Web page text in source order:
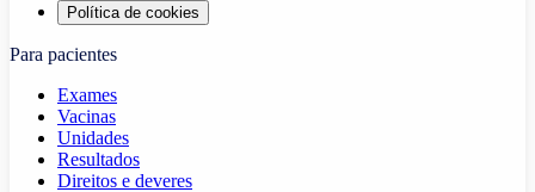
Política de cookies
Para pacientes
Exames
Vacinas
Unidades
Resultados
Direitos e deveres